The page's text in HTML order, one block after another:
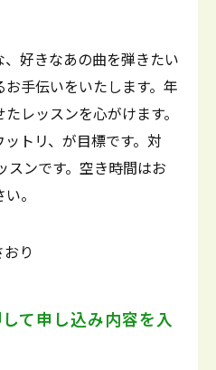
好きなあの曲を弾きたい
手伝いをいたします。年
レッスンを心がけます。
トリ、が目標です。対
ンです。空き時間はお
。
り
て申し込み内容を入